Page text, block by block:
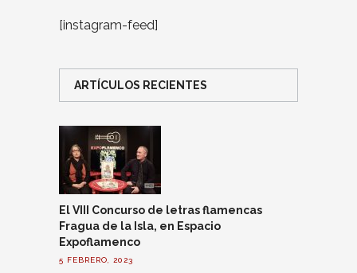
[instagram-feed]
ARTÍCULOS RECIENTES
El VIII Concurso de letras flamencas
Fragua de la Isla, en Espacio
Expoflamenco
5 FEBRERO, 2023